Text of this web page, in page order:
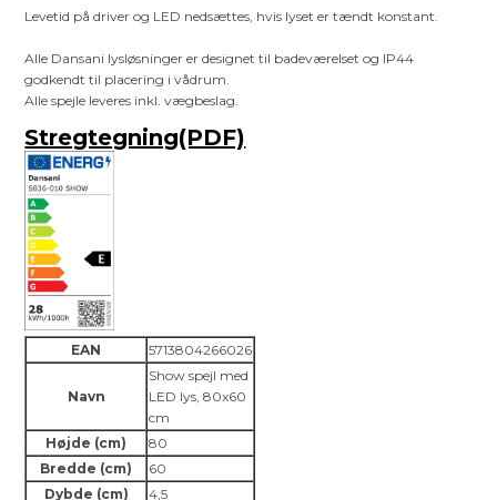
Levetid på driver og LED nedsættes, hvis lyset er tændt konstant.
Alle Dansani lysløsninger er designet til badeværelset og IP44
godkendt til placering i vådrum.
Alle spejle leveres inkl. vægbeslag.
Stregtegning(PDF)
EAN 5713804266026
Navn
Show spejl med
LED lys, 80x60
cm
Højde (cm)
80
Bredde (cm)
60
Dybde (cm)
4,5